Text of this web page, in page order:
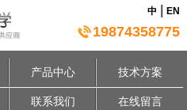
中 |EN
19874358775
产品中心 技术方案
联系我们 在线留言